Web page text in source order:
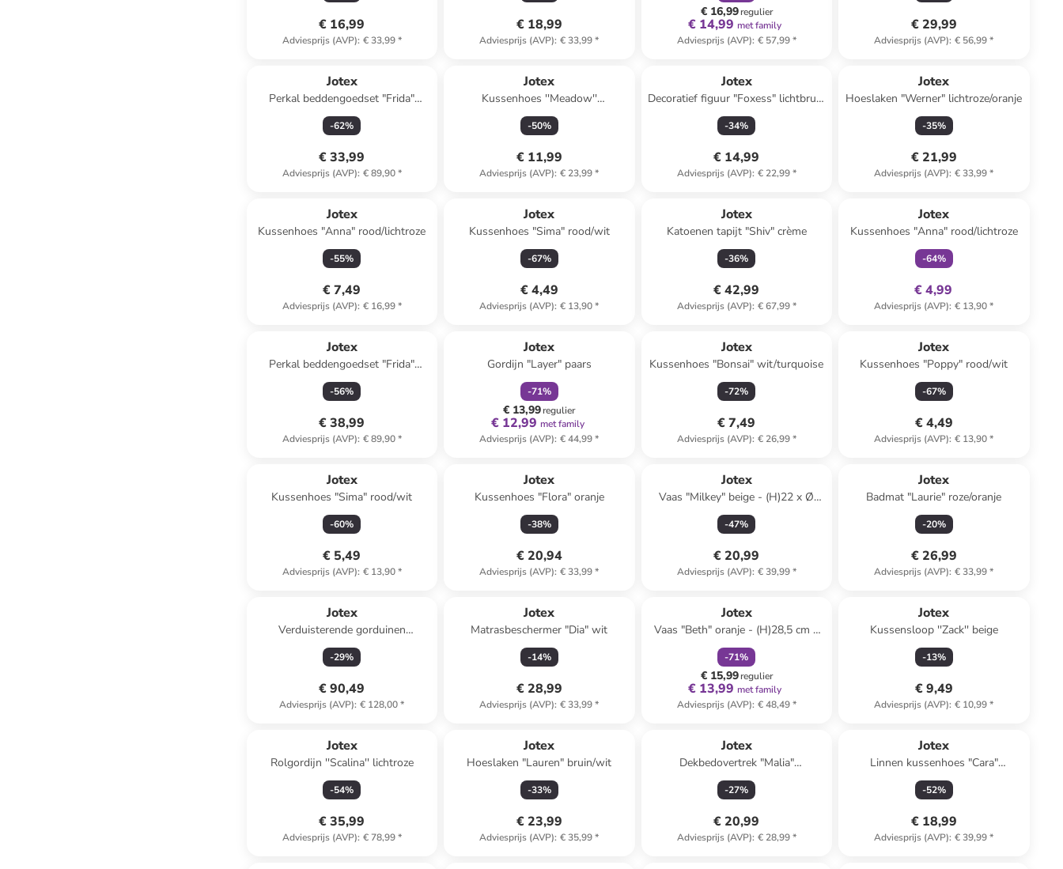
€ 16,99
Adviesprijs (AVP): € 33,99*
€ 18,99
Adviesprijs (AVP): € 33,99*
€ 16,99regulier
€ 14,99 met family
Adviesprijs (AVP): € 57,99*
€ 29,99
Adviesprijs (AVP): € 56,99*
Jotex
Perkal beddengoedset "Frida"
geel/wit
-62%
€ 33,99
Adviesprijs (AVP): € 89,90*
Jotex
Kussenhoes ''Meadow''
crème/lichtblauw
-50%
€ 11,99
Adviesprijs (AVP): € 23,99*
Jotex
Decoratief figuur "Foxess" lichtbruin
- (B)10,8 x (H)16,4 x (D)17,8 cm
-34%
€ 14,99
Adviesprijs (AVP): € 22,99*
Jotex
Hoeslaken "Werner" lichtroze/oranje
-35%
€ 21,99
Adviesprijs (AVP): € 33,99*
Jotex
Kussenhoes "Anna" rood/lichtroze
-55%
€ 7,49
Adviesprijs (AVP): € 16,99*
Jotex
Kussenhoes "Sima" rood/wit
-67%
€ 4,49
Adviesprijs (AVP): € 13,90*
Jotex
Katoenen tapijt "Shiv" crème
-36%
€ 42,99
Adviesprijs (AVP): € 67,99*
Jotex
Kussenhoes "Anna" rood/lichtroze
-64%
€ 4,99
Adviesprijs (AVP): € 13,90*
Jotex
Perkal beddengoedset "Frida"
rood/lichtroze/paars
-56%
€ 38,99
Adviesprijs (AVP): € 89,90*
Jotex
Gordijn "Layer" paars
-71%
€ 13,99regulier
€ 12,99 met family
Adviesprijs (AVP): € 44,99*
Jotex
Kussenhoes "Bonsai" wit/turquoise
-72%
€ 7,49
Adviesprijs (AVP): € 26,99*
Jotex
Kussenhoes "Poppy" rood/wit
-67%
€ 4,49
Adviesprijs (AVP): € 13,90*
Jotex
Kussenhoes "Sima" rood/wit
-60%
€ 5,49
Adviesprijs (AVP): € 13,90*
Jotex
Kussenhoes "Flora" oranje
-38%
€ 20,94
Adviesprijs (AVP): € 33,99*
Jotex
Vaas "Milkey" beige - (H)22 x Ø
19,5 cm
-47%
€ 20,99
Adviesprijs (AVP): € 39,99*
Jotex
Badmat "Laurie" roze/oranje
-20%
€ 26,99
Adviesprijs (AVP): € 33,99*
Jotex
Verduisterende gorduinen
"Shadow" wit
-29%
€ 90,49
Adviesprijs (AVP): € 128,00*
Jotex
Matrasbeschermer "Dia" wit
-14%
€ 28,99
Adviesprijs (AVP): € 33,99*
Jotex
Vaas "Beth" oranje - (H)28,5 cm x
16 cm
-71%
€ 15,99regulier
€ 13,99 met family
Adviesprijs (AVP): € 48,49*
Jotex
Kussensloop ''Zack'' beige
-13%
€ 9,49
Adviesprijs (AVP): € 10,99*
Jotex
Rolgordijn ''Scalina'' lichtroze
-54%
€ 35,99
Adviesprijs (AVP): € 78,99*
Jotex
Hoeslaken "Lauren" bruin/wit
-33%
€ 23,99
Adviesprijs (AVP): € 35,99*
Jotex
Dekbedovertrek "Malia"
oranje/lichtroze
-27%
€ 20,99
Adviesprijs (AVP): € 28,99*
Jotex
Linnen kussenhoes "Cara"
grijs/beige
-52%
€ 18,99
Adviesprijs (AVP): € 39,99*